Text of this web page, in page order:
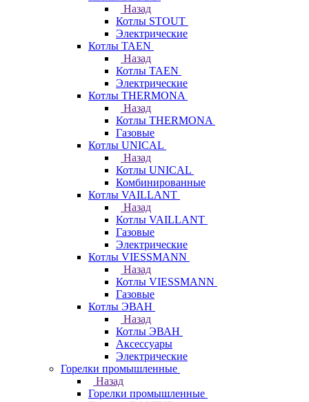
Назад
Котлы STOUT
Электрические
Котлы TAEN
Назад
Котлы TAEN
Электрические
Котлы THERMONA
Назад
Котлы THERMONA
Газовые
Котлы UNICAL
Назад
Котлы UNICAL
Комбинированные
Котлы VAILLANT
Назад
Котлы VAILLANT
Газовые
Электрические
Котлы VIESSMANN
Назад
Котлы VIESSMANN
Газовые
Котлы ЭВАН
Назад
Котлы ЭВАН
Аксессуары
Электрические
Горелки промышленные
Назад
Горелки промышленные